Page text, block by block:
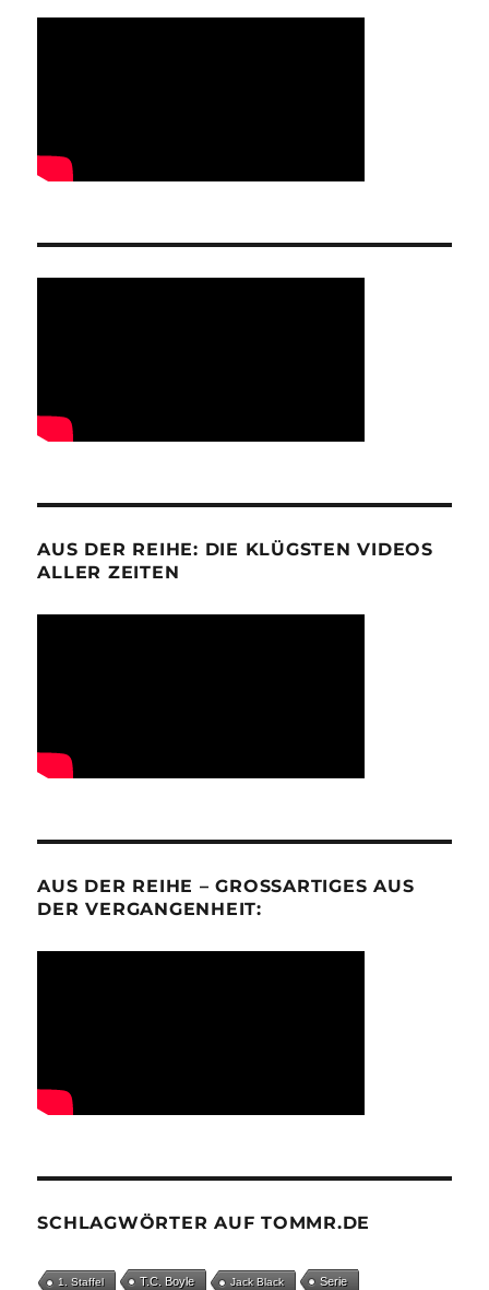
AUS DER REIHE: DIE KLÜGSTEN VIDEOS
ALLER ZEITEN
AUS DER REIHE – GROSSARTIGES AUS D
ER VERGANGENHEIT:
SCHLAGWÖRTER AUF TOMMR.DE
1. Staffel T.C. Boyle Jack Black Serie